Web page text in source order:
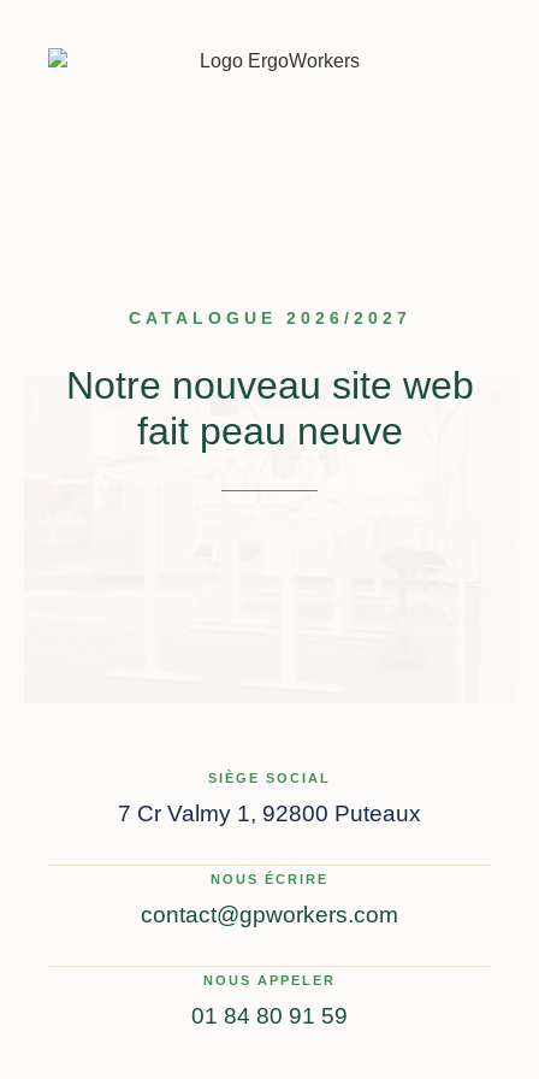
CATALOGUE 2026/2027
Notre nouveau site web
fait peau neuve
SIÈGE SOCIAL
7 Cr Valmy 1, 92800 Puteaux
NOUS ÉCRIRE
contact@gpworkers.com
NOUS APPELER
01 84 80 91 59